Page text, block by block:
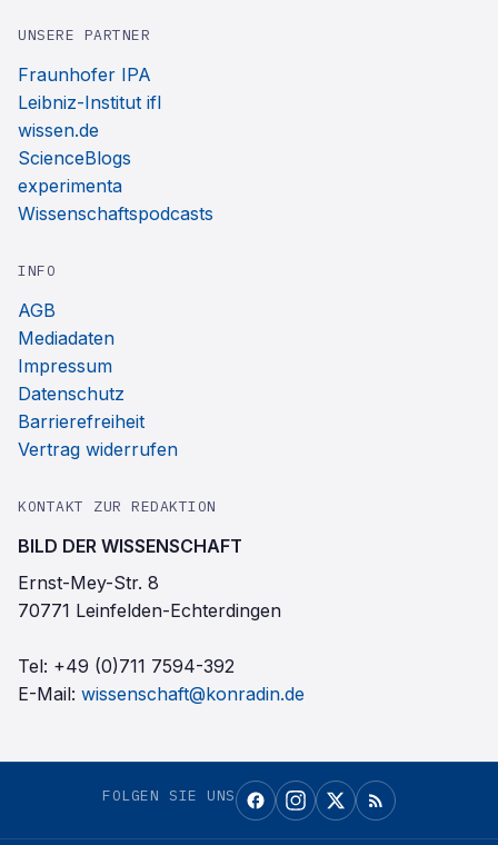
UNSERE PARTNER
Fraunhofer IPA
Leibniz-Institut ifl
wissen.de
ScienceBlogs
experimenta
Wissenschaftspodcasts
INFO
AGB
Mediadaten
Impressum
Datenschutz
Barrierefreiheit
Vertrag widerrufen
KONTAKT ZUR REDAKTION
BILD DER WISSENSCHAFT
Ernst-Mey-Str. 8
70771 Leinfelden-Echterdingen
Tel: +49 (0)711 7594-392
E-Mail: wissenschaft@konradin.de
FOLGEN SIE UNS